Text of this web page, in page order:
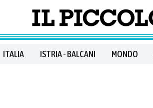
ITALIA ISTRIA - BALCANI MONDO